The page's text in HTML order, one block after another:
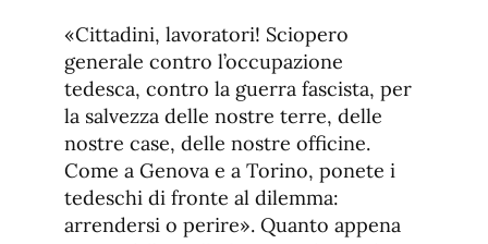
de
fuente
de
fuente.
«Cittadini, lavoratori! Sciopero
generale contro l’occupazione
tedesca, contro la guerra fascista, per
la salvezza delle nostre terre, delle
nostre case, delle nostre officine.
Come a Genova e a Torino, ponete i
tedeschi di fronte al dilemma:
arrendersi o perire». Quanto appena